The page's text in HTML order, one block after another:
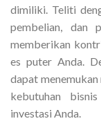
dimiliki. Teliti
pembelian, dan
memberikan
es puter Anda.
dapat menemukan
kebutuhan
investasi Anda.